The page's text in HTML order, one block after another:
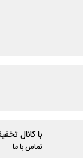
با کانال
تماس با ما